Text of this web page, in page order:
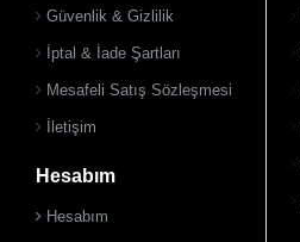
900 TL Üzeri Kargo Ücretsiz
Güvenlik & Gizlilik
İptal & İade Şartları
Mesafeli Satış Sözleşmesi
İletişim
Hesabım
Hesabım